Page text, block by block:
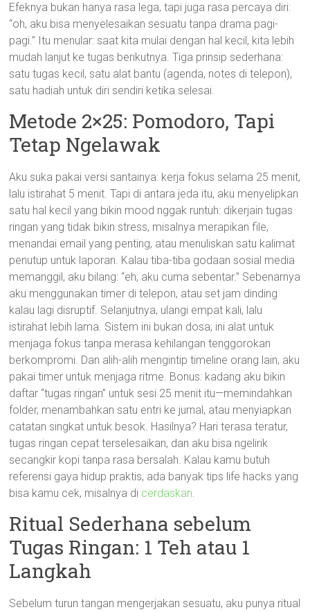
Efeknya bukan hanya rasa lega, tapi juga rasa percaya diri:
“oh, aku bisa menyelesaikan sesuatu tanpa drama pagi-
pagi.” Itu menular: saat kita mulai dengan hal kecil, kita lebih
mudah lanjut ke tugas berikutnya. Tiga prinsip sederhana:
satu tugas kecil, satu alat bantu (agenda, notes di telepon),
satu hadiah untuk diri sendiri ketika selesai.
Metode 2×25: Pomodoro, Tapi
Tetap Ngelawak
Aku suka pakai versi santainya: kerja fokus selama 25 menit,
lalu istirahat 5 menit. Tapi di antara jeda itu, aku menyelipkan
satu hal kecil yang bikin mood nggak runtuh: dikerjain tugas
ringan yang tidak bikin stress, misalnya merapikan file,
menandai email yang penting, atau menuliskan satu kalimat
penutup untuk laporan. Kalau tiba-tiba godaan sosial media
memanggil, aku bilang: “eh, aku cuma sebentar.” Sebenarnya
aku menggunakan timer di telepon, atau set jam dinding
kalau lagi disruptif. Selanjutnya, ulangi empat kali, lalu
istirahat lebih lama. Sistem ini bukan dosa; ini alat untuk
menjaga fokus tanpa merasa kehilangan tenggorokan
berkompromi. Dan alih-alih mengintip timeline orang lain, aku
pakai timer untuk menjaga ritme. Bonus: kadang aku bikin
daftar “tugas ringan” untuk sesi 25 menit itu—memindahkan
folder, menambahkan satu entri ke jurnal, atau menyiapkan
catatan singkat untuk besok. Hasilnya? Hari terasa teratur,
tugas ringan cepat terselesaikan, dan aku bisa ngelirik
secangkir kopi tanpa rasa bersalah. Kalau kamu butuh
referensi gaya hidup praktis, ada banyak tips life hacks yang
bisa kamu cek, misalnya di cerdaskan.
Ritual Sederhana sebelum
Tugas Ringan: 1 Teh atau 1
Langkah
Sebelum turun tangan mengerjakan sesuatu, aku punya ritual